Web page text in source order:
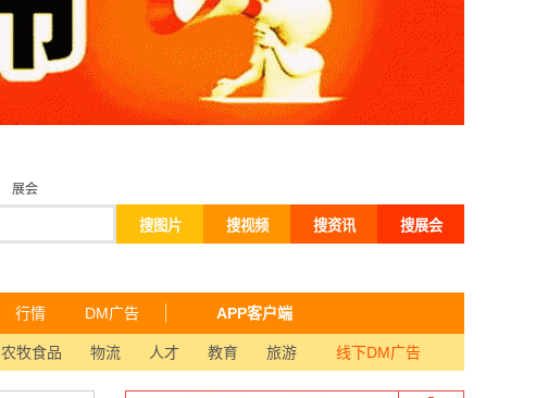
展会
搜图片 搜视频 搜资讯 搜展会
行情 DM广告 APP客户端
农牧食品 物流 人才 教育 旅游 线下DM广告